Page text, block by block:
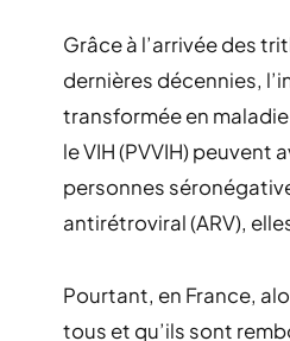
Grâce à l’arrivée des
dernières décennies,
transformée en
le VIH (PVVIH) peuvent
personnes
antirétroviral (ARV),
Pourtant, en France,
tous et qu’ils sont